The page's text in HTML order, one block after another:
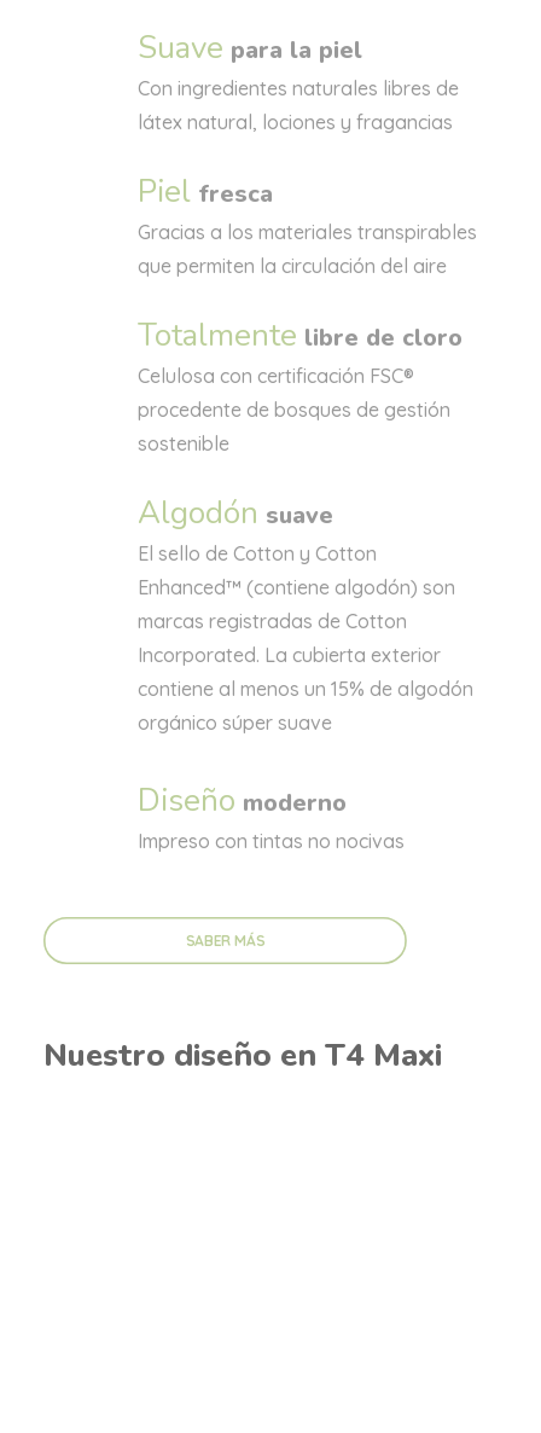
Suave para la piel
Con ingredientes naturales libres de
látex natural, lociones y fragancias
Piel fresca
Gracias a los materiales transpirables
que permiten la circulación del aire
Totalmente libre de cloro
Celulosa con certificación FSC®
procedente de bosques de gestión
sostenible
Algodón suave
El sello de Cotton y Cotton
Enhanced™ (contiene algodón) son
marcas registradas de Cotton
Incorporated. La cubierta exterior
contiene al menos un 15% de algodón
orgánico súper suave
Diseño moderno
Impreso con tintas no nocivas
SABER MÁS
Nuestro diseño en T4 Maxi